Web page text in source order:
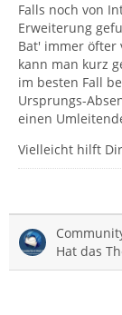
Falls noch von
Erweiterung
Bat' immer öfter
kann man kurz
im besten Fall
Ursprungs-
einen
Vielleicht hilft
Hat das